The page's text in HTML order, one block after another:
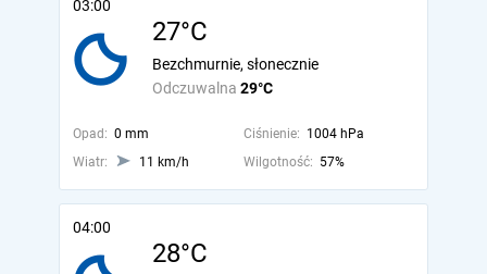
03:00
27°C
Odczuwalna 29°C
Bezchmurnie, słonecznie
Opad: 0 mm Ciśnienie: 1004 hPa
Wiatr:
11 km/h Wilgotność: 57%
04:00
28°C